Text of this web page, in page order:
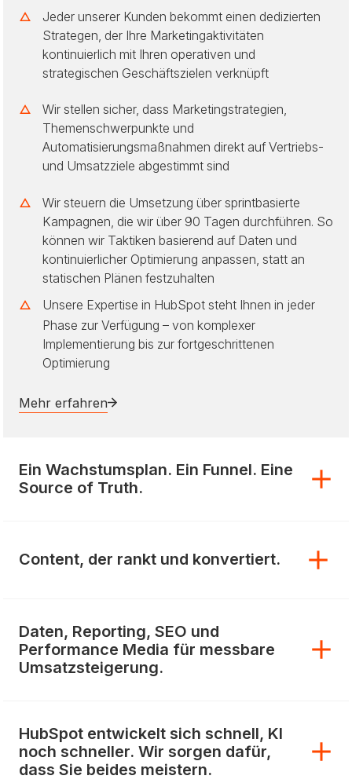
Jeder unserer Kunden bekommt einen dedizierten
Strategen, der Ihre Marketingaktivitäten
kontinuierlich mit Ihren operativen und
strategischen Geschäftszielen verknüpft
Wir stellen sicher, dass Marketingstrategien,
Themenschwerpunkte und
Automatisierungsmaßnahmen direkt auf Vertriebs-
und Umsatzziele abgestimmt sind
Wir steuern die Umsetzung über sprintbasierte
Kampagnen, die wir über 90 Tagen durchführen. So
können wir Taktiken basierend auf Daten und
kontinuierlicher Optimierung anpassen, statt an
statischen Plänen festzuhalten
Unsere Expertise in HubSpot steht Ihnen in jeder
Phase zur Verfügung – von komplexer
Implementierung bis zur fortgeschrittenen
Optimierung
Mehr erfahren
Ein Wachstumsplan. Ein Funnel. Eine
Source of Truth.
Content, der rankt und konvertiert.
Daten, Reporting, SEO und
Performance Media für messbare
Umsatzsteigerung.
HubSpot entwickelt sich schnell, KI
noch schneller. Wir sorgen dafür,
dass Sie beides meistern.